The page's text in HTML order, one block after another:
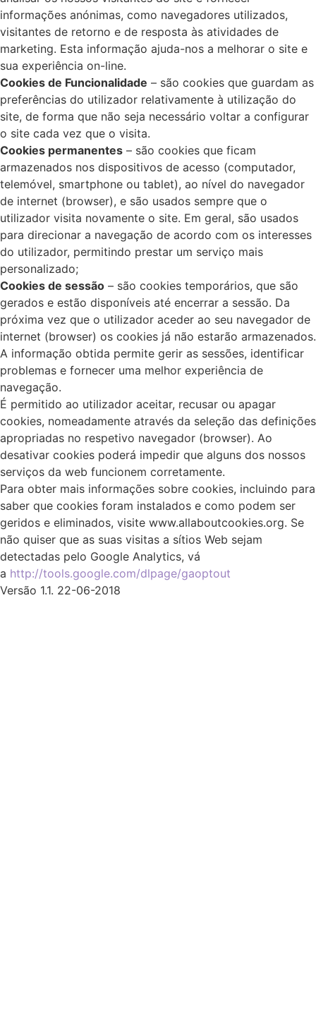
informações anónimas, como navegadores utilizados,
visitantes de retorno e de resposta às atividades de
marketing. Esta informação ajuda-nos a melhorar o site e
sua experiência on-line.
Cookies de Funcionalidade – são cookies que guardam as
preferências do utilizador relativamente à utilização do
site, de forma que não seja necessário voltar a configurar
o site cada vez que o visita.
Cookies permanentes – são cookies que ficam
armazenados nos dispositivos de acesso (computador,
telemóvel, smartphone ou tablet), ao nível do navegador
de internet (browser), e são usados sempre que o
utilizador visita novamente o site. Em geral, são usados
para direcionar a navegação de acordo com os interesses
do utilizador, permitindo prestar um serviço mais
personalizado;
Cookies de sessão – são cookies temporários, que são
gerados e estão disponíveis até encerrar a sessão. Da
próxima vez que o utilizador aceder ao seu navegador de
internet (browser) os cookies já não estarão armazenados.
A informação obtida permite gerir as sessões, identificar
problemas e fornecer uma melhor experiência de
navegação.
É permitido ao utilizador aceitar, recusar ou apagar
cookies, nomeadamente através da seleção das definições
apropriadas no respetivo navegador (browser). Ao
desativar cookies poderá impedir que alguns dos nossos
serviços da web funcionem corretamente.
Para obter mais informações sobre cookies, incluindo para
saber que cookies foram instalados e como podem ser
geridos e eliminados, visite www.allaboutcookies.org. Se
não quiser que as suas visitas a sítios Web sejam
detectadas pelo Google Analytics, vá
a http://tools.google.com/dlpage/gaoptout
Versão 1.1. 22-06-2018